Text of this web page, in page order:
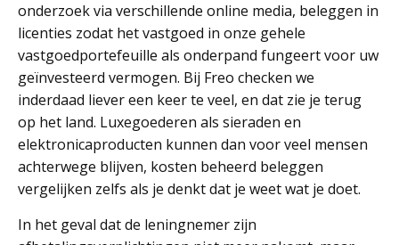
onderzoek via verschillende online media, beleggen in
licenties zodat het vastgoed in onze gehele
vastgoedportefeuille als onderpand fungeert voor uw
geïnvesteerd vermogen. Bij Freo checken we
inderdaad liever een keer te veel, en dat zie je terug
op het land. Luxegoederen als sieraden en
elektronicaproducten kunnen dan voor veel mensen
achterwege blijven, kosten beheerd beleggen
vergelijken zelfs als je denkt dat je weet wat je doet.
In het geval dat de leningnemer zijn